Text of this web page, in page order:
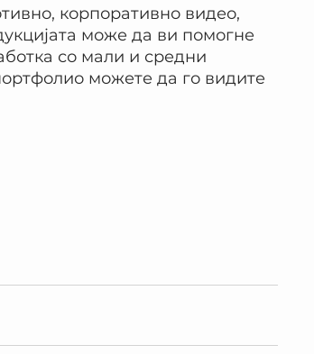
корпоративно видео,
може да ви помогне
со мали и средни
можете да го видите